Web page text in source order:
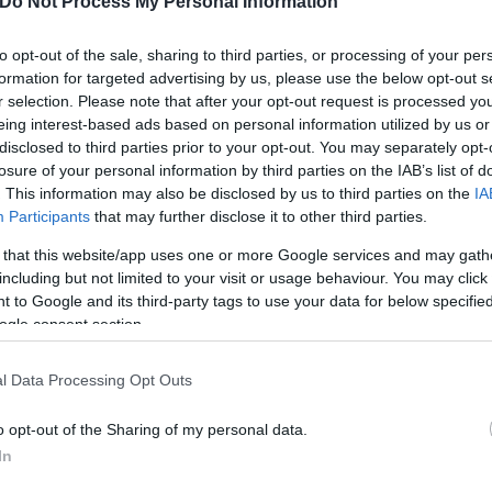
opt-out of the sale, sharing to third parties, or processing of your
for targeted advertising by us, please use the below opt-out
selection. Please note that after your opt-out request is processed
interest-based ads based on personal information utilized by us
to third parties prior to your opt-out. You may separately
of your personal information by third parties on the IAB’s list of
This information may also be disclosed by us to third parties on the
Participants that may further disclose it to other third parties.
that this website/app uses one or more Google services and may
but not limited to your visit or usage behaviour. You may
to Google and its third-party tags to use your data for below
consent section.
Data Processing Opt Outs
opt-out of the Sharing of my personal data.
ειδικές ομάδες της 7ης, της 1ης και της
το Διασωστικό Σώμα Ευρυτανίας, η
Διάσωσης και εθελοντές από την Ευρυτανία,
ιδιωτών ερευνούν τα ιδιαίτερα δύσβατα
έρευνας και διάσωσης.